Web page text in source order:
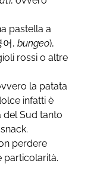
pastella a
, bungeo),
rossi o altre
la patata
infatti è
del Sud tanto
perdere
particolarità.